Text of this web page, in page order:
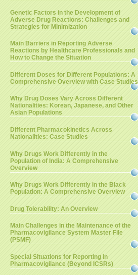
Genetic Factors in the Development of
Adverse Drug Reactions: Challenges and
Strategies for Minimization
Main Barriers in Reporting Adverse
Reactions by Healthcare Professionals and
How to Change the Situation
Different Doses for Different Populations: A
Comprehensive Overview with Case Studies
Why Drug Doses Vary Across Different
Nationalities: Korean, Japanese, and Other
Asian Populations
Different Pharmacokinetics Across
Nationalities: Case Studies
Why Drugs Work Differently in the
Population of India: A Comprehensive
Overview
Why Drugs Work Differently in the Black
Population: A Comprehensive Overview
Drug Tolerability: An Overview
Main Challenges in the Maintenance of the
Pharmacovigilance System Master File
(PSMF)
Special Situations for Reporting in
Pharmacovigilance (Beyond ICSRs)